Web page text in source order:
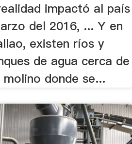
impactó al país
del 2016, ... Y en
existen ríos y
de agua cerca de
molino donde se...